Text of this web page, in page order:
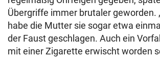
Übergriffe immer brutaler geworden.
habe die Mutter sie sogar etwa
der Faust geschlagen. Auch ein
mit einer Zigarette erwischt worden